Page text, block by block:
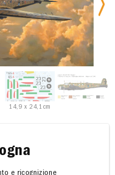
14,9 x 24,1cm